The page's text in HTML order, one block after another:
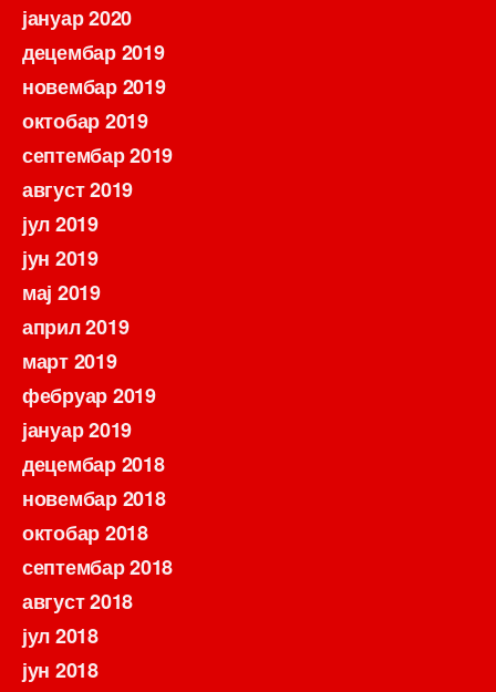
јануар 2020
децембар 2019
новембар 2019
октобар 2019
септембар 2019
август 2019
јул 2019
јун 2019
мај 2019
април 2019
март 2019
фебруар 2019
јануар 2019
децембар 2018
новембар 2018
октобар 2018
септембар 2018
август 2018
јул 2018
јун 2018